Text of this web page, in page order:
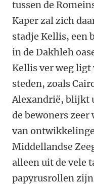
tussen de
Kaper zal zich
stadje Kellis, een
in de Dakhleh
Kellis ver weg ligt
steden, zoals
Alexandrië, blijkt
de bewoners zeer
van
Middellandse
alleen uit de vele
papyrusrollen